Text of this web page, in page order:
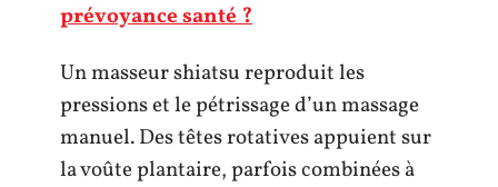
prévoyance santé ?
Un masseur shiatsu reproduit les
pressions et le pétrissage d’un massage
manuel. Des têtes rotatives appuient sur
la voûte plantaire, parfois combinées à